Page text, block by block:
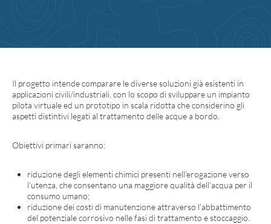
Il progetto intende comparare le diverse soluzioni già esistenti in
applicazioni civili/industriali, con lo scopo di sviluppare un impianto
pilota virtuale ed un prototipo in scala ridotta che considerino gli
aspetti distintivi legati al trattamento delle acque a bordo.
Obiettivi primari saranno:
riduzione degli elementi chimici presenti nell’erogazione verso
l’utenza, che consentano una maggiore qualità dell’acqua per il
consumo umano;
riduzione dei costi di manutenzione attraverso l’abbattimento
del potenziale corrosivo nelle fasi di trattamento e stoccaggio.